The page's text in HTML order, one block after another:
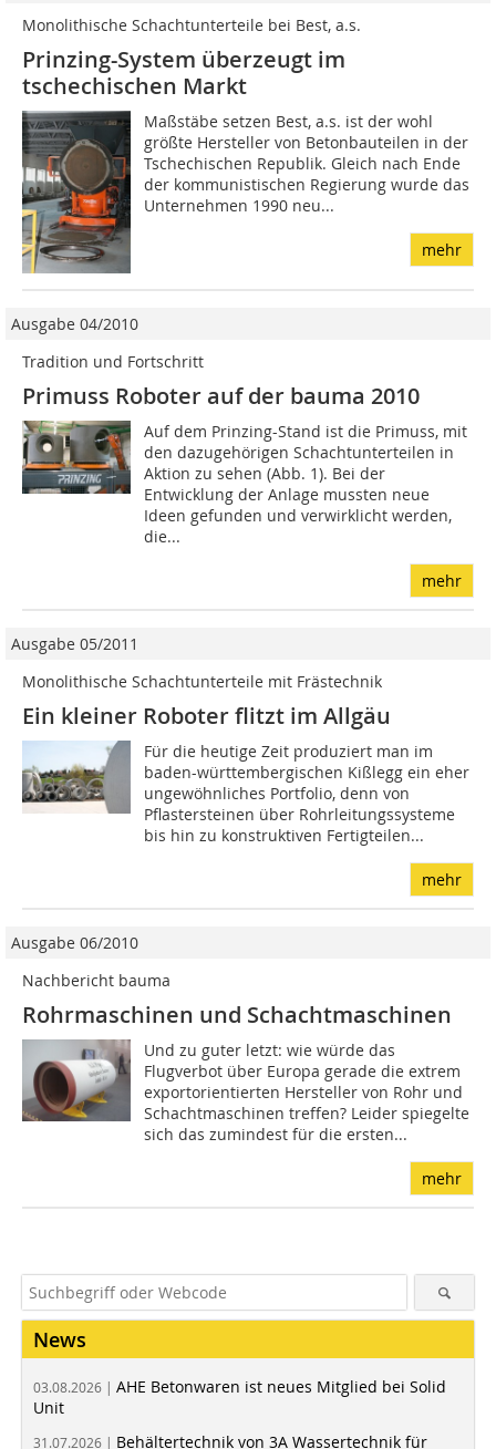
Monolithische Schachtunterteile bei Best, a.s.
Prinzing-System überzeugt im
tschechischen Markt
Maßstäbe setzen Best, a.s. ist der wohl
größte Hersteller von Betonbauteilen in der
Tschechischen Republik. Gleich nach Ende
der kommunistischen Regierung wurde das
Unternehmen 1990 neu...
mehr
Ausgabe 04/2010
Tradition und Fortschritt
Primuss Roboter auf der bauma 2010
Auf dem Prinzing-Stand ist die Primuss, mit
den dazugehörigen Schachtunterteilen in
Aktion zu sehen (Abb. 1). Bei der
Entwicklung der Anlage mussten neue
Ideen gefunden und verwirklicht werden,
die...
mehr
Ausgabe 05/2011
Monolithische Schachtunterteile mit Frästechnik
Ein kleiner Roboter flitzt im Allgäu
Für die heutige Zeit produziert man im
baden-württembergischen Kißlegg ein eher
ungewöhnliches Portfolio, denn von
Pflastersteinen über Rohrleitungssysteme
bis hin zu konstruktiven Fertigteilen...
mehr
Ausgabe 06/2010
Nachbericht bauma
Rohrmaschinen und Schachtmaschinen
Und zu guter letzt: wie würde das
Flugverbot über Europa gerade die extrem
exportorientierten Hersteller von Rohr und
Schachtmaschinen treffen? Leider spiegelte
sich das zumindest für die ersten...
mehr
News
03.08.2026 | AHE Betonwaren ist neues Mitglied bei Solid
Unit
31.07.2026 | Behältertechnik von 3A Wassertechnik für